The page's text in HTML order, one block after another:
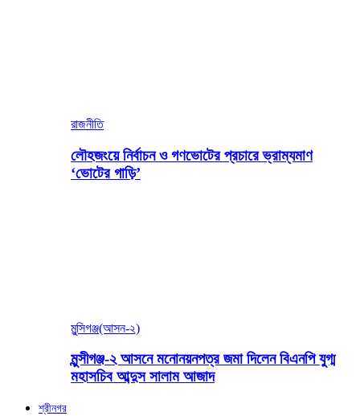
রাজনীতি
লৌহজংয়ে নির্বাচন ও গণভোটের প্রচারে ভ্রাম্যমাণ
‘ভোটের গাড়ি’
মুন্সিগঞ্জ(আসন-২)
মুন্সীগঞ্জ-২ আসনে মনোনয়নপত্র জমা দিলেন বিএনপি যুগ্ম
মহাসচিব আব্দুস সালাম আজাদ
শ্রীনগর